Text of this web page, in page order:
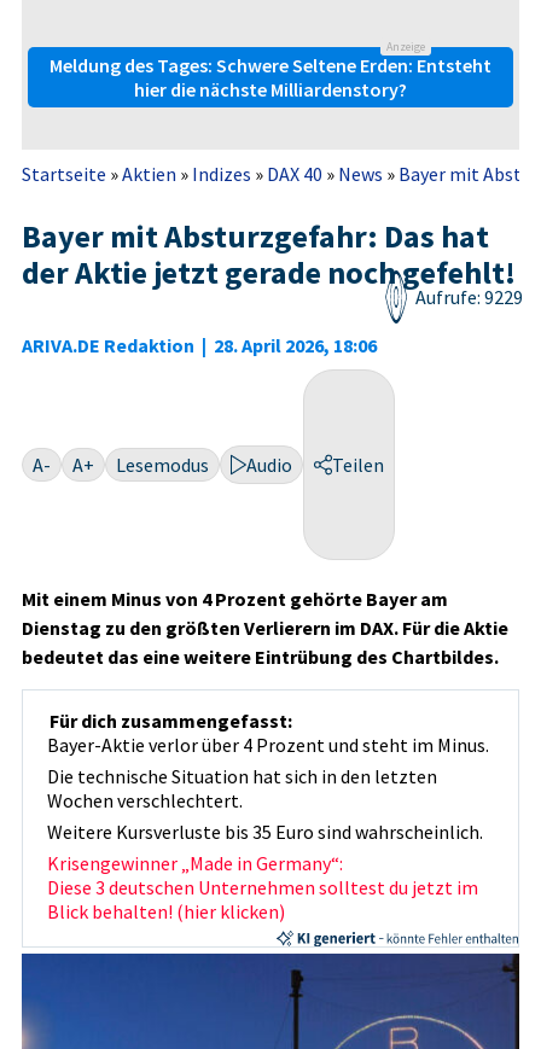
Anzeige
Meldung des Tages: Schwere Seltene Erden: Entsteht
hier die nächste Milliardenstory?
Startseite »Aktien » Indizes » DAX 40 » News » Bayer mit
Bayer mit Absturzgefahr: Das hat
der Aktie jetzt gerade noch gefehlt!
ARIVA.DE Redaktion | 28. April 2026, 18:06
Aufrufe: 9229
A- A+ Lesemodus Audio Teilen
Mit einem Minus von 4 Prozent gehörte Bayer am
Dienstag zu den größten Verlierern im DAX. Für die Aktie
bedeutet das eine weitere Eintrübung des Chartbildes.
Für dich zusammengefasst:
Bayer-Aktie verlor über 4 Prozent und steht im Minus.
Die technische Situation hat sich in den letzten
Wochen verschlechtert.
Weitere Kursverluste bis 35 Euro sind wahrscheinlich.
Krisengewinner „Made in Germany“:
Diese 3 deutschen Unternehmen solltest du jetzt im
Blick behalten! (hier klicken)